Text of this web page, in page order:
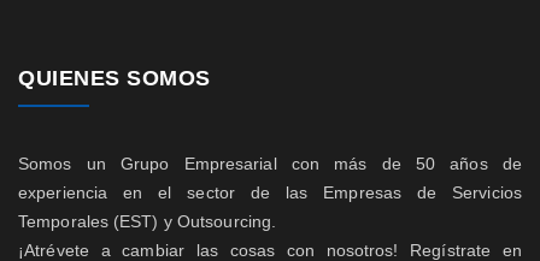
QUIENES SOMOS
Somos un Grupo Empresarial con más de 50 años de
experiencia en el sector de las Empresas de Servicios
Temporales (EST) y Outsourcing.
¡Atrévete a cambiar las cosas con nosotros! Regístrate en